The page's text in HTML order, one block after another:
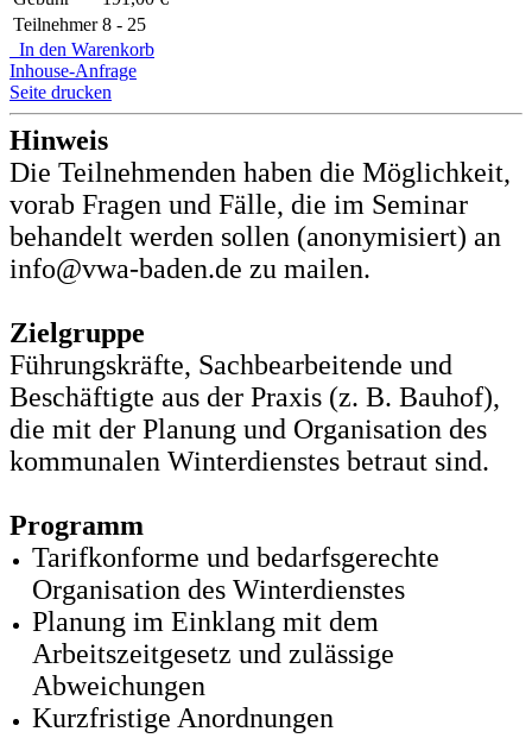
Teilnehmer 8 - 25
In den Warenkorb
Inhouse-Anfrage
Seite drucken
Hinweis
Die Teilnehmenden haben die Möglichkeit,
vorab Fragen und Fälle, die im Seminar
behandelt werden sollen (anonymisiert) an
info@vwa-baden.de zu mailen.
Zielgruppe
Führungskräfte, Sachbearbeitende und
Beschäftigte aus der Praxis (z. B. Bauhof),
die mit der Planung und Organisation des
kommunalen Winterdienstes betraut sind.
Programm
Tarifkonforme und bedarfsgerechte
Organisation des Winterdienstes
Planung im Einklang mit dem
Arbeitszeitgesetz und zulässige
Abweichungen
Kurzfristige Anordnungen